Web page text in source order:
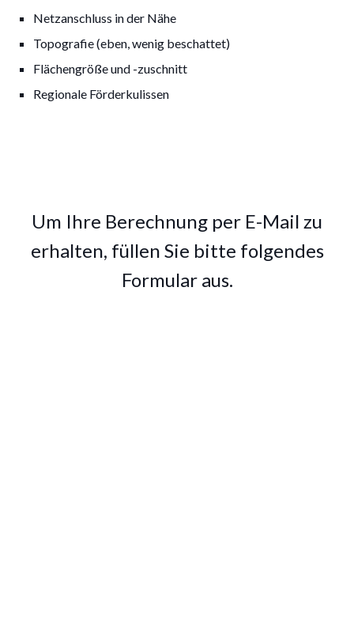
Netzanschluss in der Nähe
Topografie (eben, wenig beschattet)
Flächengröße und -zuschnitt
Regionale Förderkulissen
Um Ihre Berechnung per E-Mail zu
erhalten, füllen Sie bitte folgendes
Formular aus.